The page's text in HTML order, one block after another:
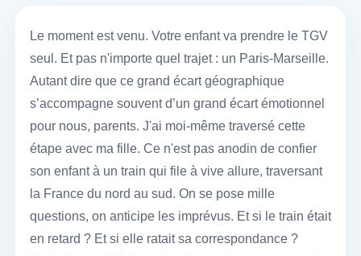
Le moment est venu. Votre enfant va prendre le TGV
seul. Et pas n'importe quel trajet : un Paris-Marseille.
Autant dire que ce grand écart géographique
s’accompagne souvent d’un grand écart émotionnel
pour nous, parents. J'ai moi-même traversé cette
étape avec ma fille. Ce n'est pas anodin de confier
son enfant à un train qui file à vive allure, traversant
la France du nord au sud. On se pose mille
questions, on anticipe les imprévus. Et si le train était
en retard ? Et si elle ratait sa correspondance ?